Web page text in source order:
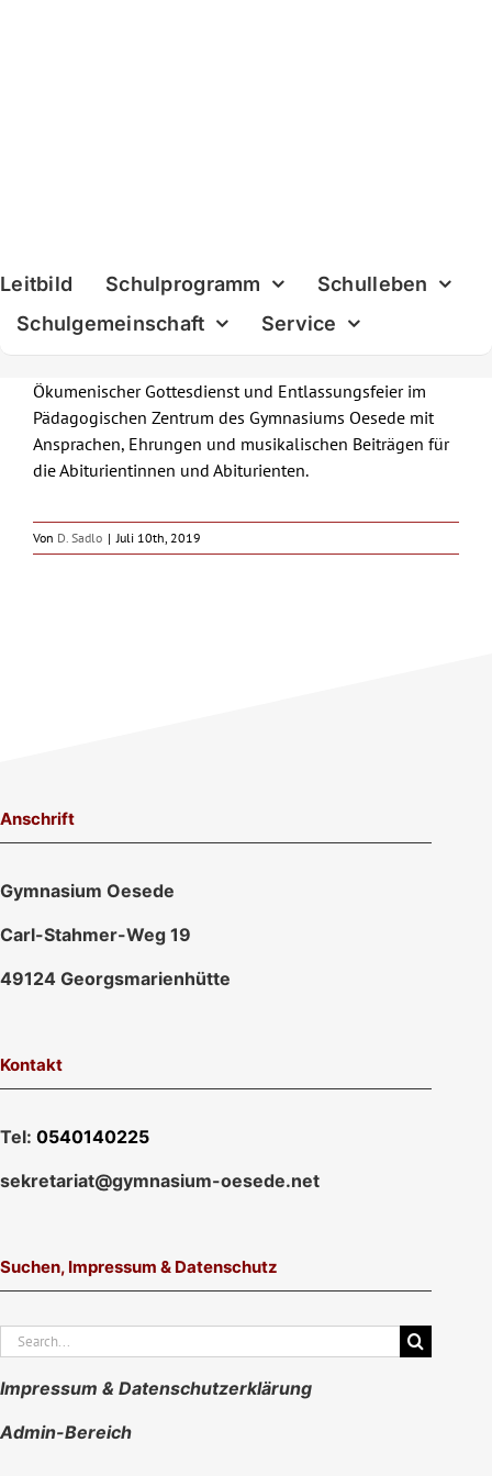
Leitbild Schulprogramm
Schulleben
Schulgemeinschaft
Service
Ökumenischer Gottesdienst und Entlassungsfeier im
Pädagogischen Zentrum des Gymnasiums Oesede mit
Ansprachen, Ehrungen und musikalischen Beiträgen für
die Abiturientinnen und Abiturienten.
Von D. Sadlo | Juli 10th, 2019
Anschrift
Gymnasium Oesede
Carl-Stahmer-Weg 19
49124 Georgsmarienhütte
Kontakt
Tel: 0540140225
sekretariat@gymnasium-oesede.net
Suchen, Impressum & Datenschutz
Suche
nach:
Impressum & Datenschutzerklärung
Admin-Bereich